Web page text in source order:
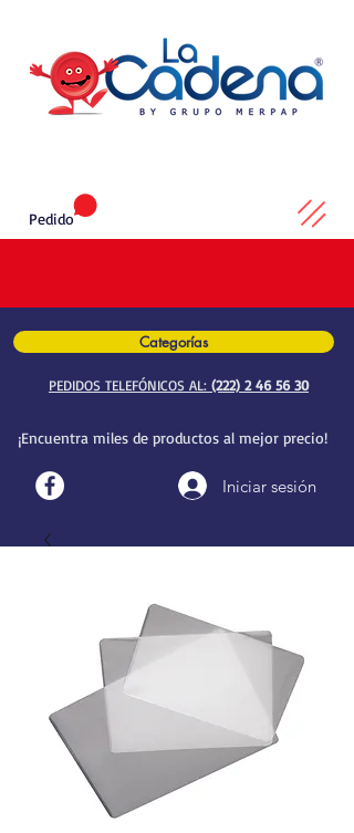
Categorías
PEDIDOS TELEFÓNICOS AL: (222) 2 46 56 30
¡Encuentra miles de productos al mejor precio!
Iniciar sesión
Pedido